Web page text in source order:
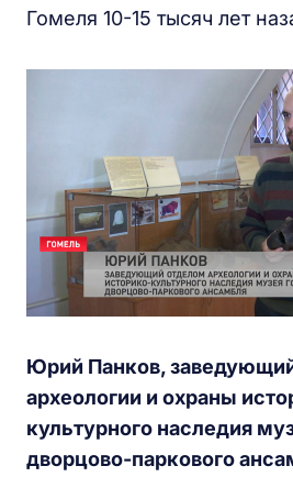
Гомеля 10-15 тысяч лет
Юрий Панков,
археологии и охраны
культурного наследия
дворцово-паркового